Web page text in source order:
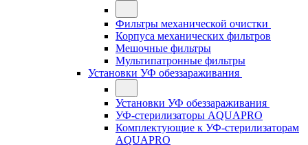
Фильтры механической очистки
Корпуса механических фильтров
Мешочные фильтры
Мультипатронные фильтры
Установки УФ обеззараживания
Установки УФ обеззараживания
УФ-стерилизаторы AQUAPRO
Комплектующие к УФ-стерилизаторам
AQUAPRO